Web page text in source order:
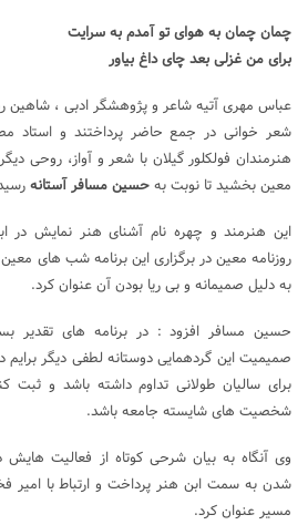
چمان چمان به هوای تو آمدم به سرایت
برای من غزلی بعد چای داغ بیاور
عباس مهری آتیه شاعر و پژوهشگر ادبی ، شاهین
شعر خوانی در جمع حاضر پرداختند و استاد
هنرمندان فولکلور گیلان با شعر و آواز،
معین بخشید تا نوبت بهحسین مسافر آستانه
این هنرمند و چهره نام آشنای هنر نمایش در
روزنامه معین در برگزاری این برنامه شب های
به دلیل صمیمانه و بی ریا بودن آن عنوان کرد.
حسین مسافر افزود : در برنامه های تقدیر
صمیمیت این گردهمایی دوستانه لطفی دیگر
برای سالیان طولانی تداوم داشته باشد و ثبت
شخصیت های شایسته جامعه باشد.
وی آنگاه به بیان شرحی کوتاه از فعالیت هایش
شدن به سمت ابن هنر پرداخت و ارتباط با امیر
مسیر عنوان کرد.